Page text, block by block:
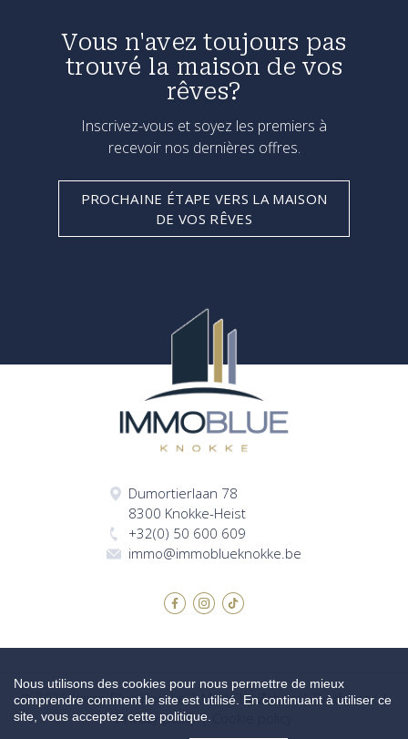
Vous n'avez toujours pas
trouvé la maison de vos
rêves?
Inscrivez-vous et soyez les premiers à
recevoir nos dernières offres.
PROCHAINE ÉTAPE VERS LA MAISON
DE VOS RÊVES
Dumortierlaan 78
8300 Knokke-Heist
+32(0) 50 600 609
immo@immoblueknokke.be
© 2026 Immo Blue Knokke | Made by Zabun|Disclaimer |
Privacy policy|
Nous utilisons des cookies pour nous permettre de mieux
comprendre comment le site est utilisé. En continuant à utiliser ce
site, vous acceptez cette politique.